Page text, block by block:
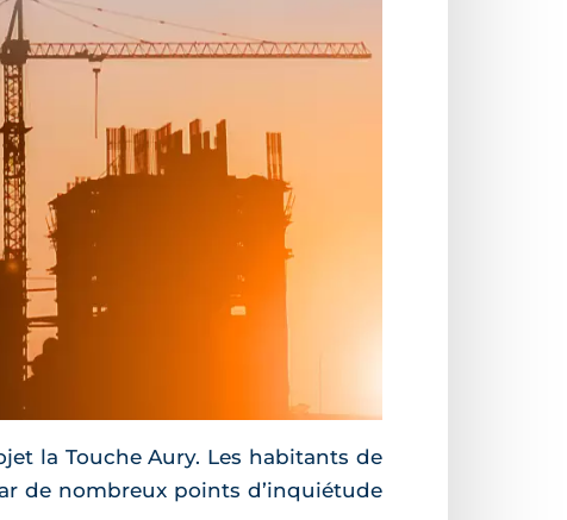
la Touche Aury. Les habitants de
de nombreux points d’inquiétude